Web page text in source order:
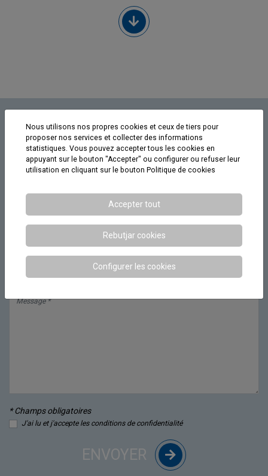
Contactez-nous
Nom
Message *
* Champs obligatoires
J'ai lu et j'accepte les conditions de confidentialité
ENVOYER
Nous utilisons nos propres cookies et ceux de tiers pour
proposer nos services et collecter des informations
statistiques. Vous pouvez accepter tous les cookies en
appuyant sur le bouton "Accepter" ou configurer ou refuser leur
utilisation en cliquant sur le bouton Politique de cookies
Accepter tout
Rebutjar cookies
Configurer les cookies